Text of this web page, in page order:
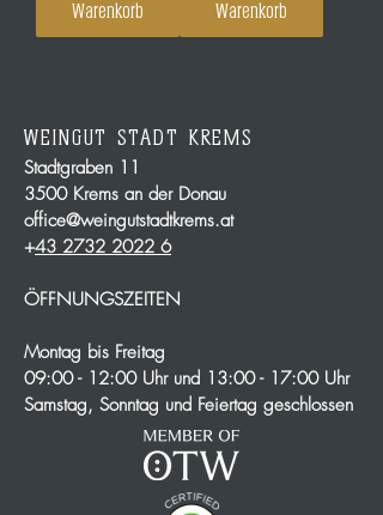
Warenkorb
Warenkorb
WEINGUT STADT KREMS
Stadtgraben 11
3500 Krems an der Donau
office@weingutstadtkrems.at
+43 2732 2022 6
ÖFFNUNGSZEITEN
Montag bis Freitag
09:00 - 12:00 Uhr und 13:00 - 17:00 Uhr
Samstag, Sonntag und Feiertag geschlossen